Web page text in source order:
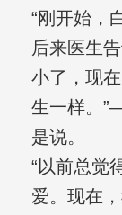
“刚开始，
后来医生
小了，现
生一样。
是说。
“以前总觉
爱。现在